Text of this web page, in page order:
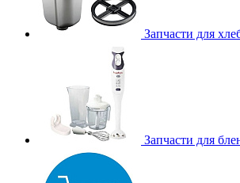
Запчасти для
Запчасти для